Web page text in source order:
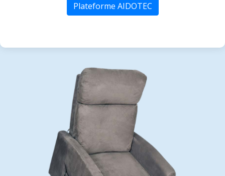
Plateforme AIDOTEC